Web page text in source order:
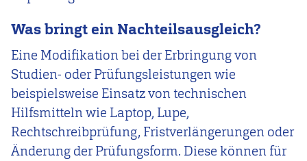
Was bringt ein Nachteilsausgleich?
Eine Modifikation bei der Erbringung von
Studien- oder Prüfungsleistungen wie
beispielsweise Einsatz von technischen
Hilfsmitteln wie Laptop, Lupe,
Rechtschreibprüfung, Fristverlängerungen oder
Änderung der Prüfungsform. Diese können für